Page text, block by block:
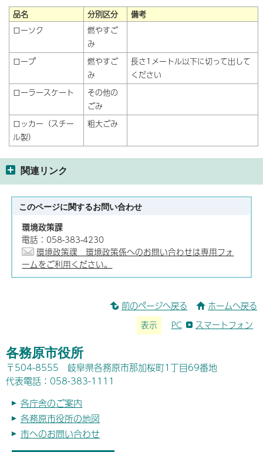
品名 分別区分
備考
ローソク
燃やすご
み
ロープ
燃やすご
み
長さ1メートル以下に切って出して
ください
ローラースケート
その他の
ごみ
ロッカー（スチー
ル製）
粗大ごみ
関連リンク
このページに関するお問い合わせ
環境政策課
電話：058-383-4230
環境政策課 環境政策係へのお問い合わせは専用フォ
ームをご利用ください。
前のページへ戻る ホームへ戻る
表示 PC スマートフォン
各務原市役所
〒504-8555 岐阜県各務原市那加桜町1丁目69番地
代表電話：058-383-1111
各庁舎のご案内
各務原市役所の地図
市へのお問い合わせ